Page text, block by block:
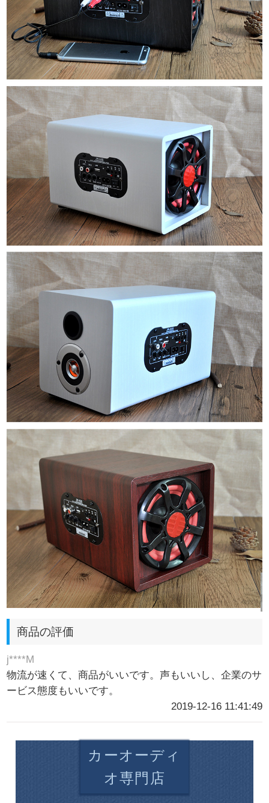
商品の評価
j****M
物流が速くて、商品がいいです。声もいいし、企業のサ
ービス態度もいいです。
2019-12-16 11:41:49
カーオーディ
オ専門店